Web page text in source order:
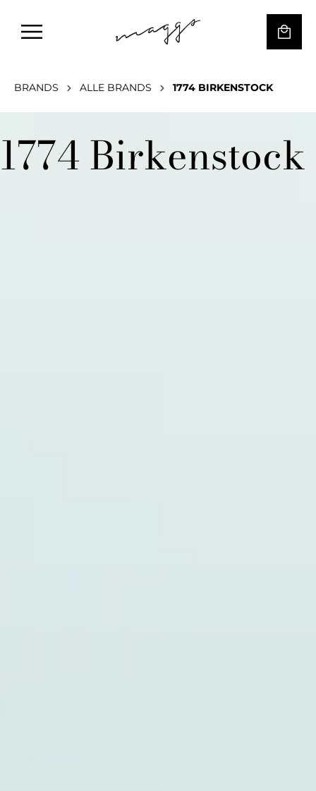
BRANDS ALLE BRANDS 1774 BIRKENSTOCK
1774 Birkenstock